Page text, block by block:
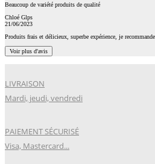
Beaucoup de variété produits de qualité
Chloé Glps
21/06/2023
Produits frais et délicieux, superbe expérience, je
Voir plus d'avis
LIVRAISON
Mardi, jeudi, vendredi
PAIEMENT SÉCURISÉ
Visa, Mastercard...